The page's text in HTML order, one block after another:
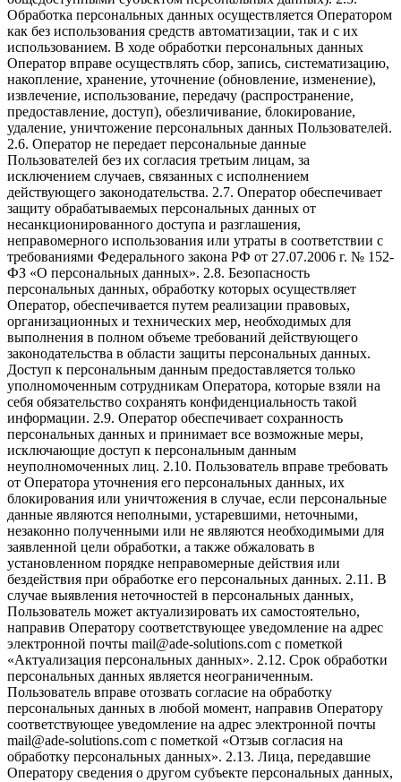
Обработка персональных данных осуществляется Оператором
как без использования средств автоматизации, так и с их
использованием. В ходе обработки персональных данных
Оператор вправе осуществлять сбор, запись, систематизацию,
накопление, хранение, уточнение (обновление, изменение),
извлечение, использование, передачу (распространение,
предоставление, доступ), обезличивание, блокирование,
удаление, уничтожение персональных данных Пользователей.
2.6. Оператор не передает персональные данные
Пользователей без их согласия третьим лицам, за
исключением случаев, связанных с исполнением
действующего законодательства. 2.7. Оператор обеспечивает
защиту обрабатываемых персональных данных от
несанкционированного доступа и разглашения,
неправомерного использования или утраты в соответствии с
требованиями Федерального закона РФ от 27.07.2006 г. № 152-
ФЗ «О персональных данных». 2.8. Безопасность
персональных данных, обработку которых осуществляет
Оператор, обеспечивается путем реализации правовых,
организационных и технических мер, необходимых для
выполнения в полном объеме требований действующего
законодательства в области защиты персональных данных.
Доступ к персональным данным предоставляется только
уполномоченным сотрудникам Оператора, которые взяли на
себя обязательство сохранять конфиденциальность такой
информации. 2.9. Оператор обеспечивает сохранность
персональных данных и принимает все возможные меры,
исключающие доступ к персональным данным
неуполномоченных лиц. 2.10. Пользователь вправе требовать
от Оператора уточнения его персональных данных, их
блокирования или уничтожения в случае, если персональные
данные являются неполными, устаревшими, неточными,
незаконно полученными или не являются необходимыми для
заявленной цели обработки, а также обжаловать в
установленном порядке неправомерные действия или
бездействия при обработке его персональных данных. 2.11. В
случае выявления неточностей в персональных данных,
Пользователь может актуализировать их самостоятельно,
направив Оператору соответствующее уведомление на адрес
электронной почты mail@ade-solutions.com с пометкой
«Актуализация персональных данных». 2.12. Срок обработки
персональных данных является неограниченным.
Пользователь вправе отозвать согласие на обработку
персональных данных в любой момент, направив Оператору
соответствующее уведомление на адрес электронной почты
mail@ade-solutions.com с пометкой «Отзыв согласия на
обработку персональных данных». 2.13. Лица, передавшие
Оператору сведения о другом субъекте персональных данных,